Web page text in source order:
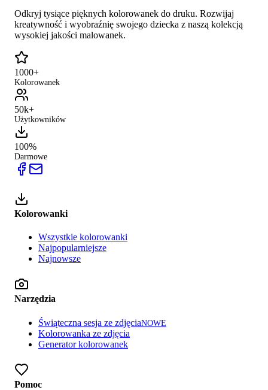
Odkryj tysiące pięknych kolorowanek do druku. Rozwijaj
kreatywność i wyobraźnię swojego dziecka z naszą kolekcją
wysokiej jakości malowanek.
1000+
Kolorowanek
50k+
Użytkowników
100%
Darmowe
Kolorowanki
Wszystkie kolorowanki
Najpopularniejsze
Najnowsze
Narzędzia
Świąteczna sesja ze zdjęciaNOWE
Kolorowanka ze zdjęcia
Generator kolorowanek
Pomoc